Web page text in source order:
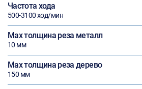
Частота хода
500-3100 ход/мин
Max толщина реза металл
10 мм
Max толщина реза дерево
150 мм